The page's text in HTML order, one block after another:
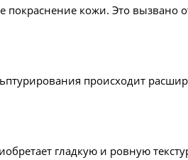
покраснение кожи. Это вызвано
происходит
гладкую и ровную